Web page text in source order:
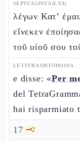
SEPTUAGINTA (LXX)
λέγων Κατ’
εἵνεκεν
τοῦ υἱοῦ σου
LETTURA ORTODOSSA
e disse: «Per
del
hai risparmiato
17 🗝️2